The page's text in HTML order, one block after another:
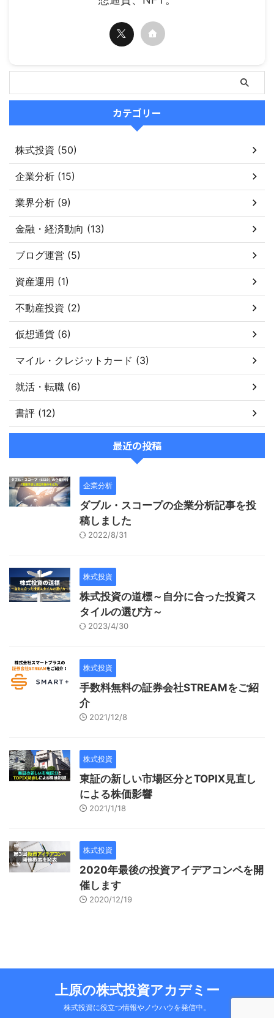
カテゴリー
株式投資 (50)
企業分析 (15)
業界分析 (9)
金融・経済動向 (13)
ブログ運営 (5)
資産運用 (1)
不動産投資 (2)
仮想通貨 (6)
マイル・クレジットカード (3)
就活・転職 (6)
書評 (12)
最近の投稿
企業分析
ダブル・スコープの企業分析記事を投
稿しました
2022/8/31
株式投資
株式投資の道標～自分に合った投資ス
タイルの選び方～
2023/4/30
株式投資
手数料無料の証券会社STREAMをご紹
介
2021/12/8
株式投資
東証の新しい市場区分とTOPIX見直し
による株価影響
2021/1/18
株式投資
2020年最後の投資アイデアコンペを開
催します
2020/12/19
上原の株式投資アカデミー
株式投資に役立つ情報やノウハウを発信中。